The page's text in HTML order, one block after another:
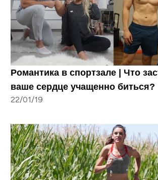
Романтика в спортзале | Что
ваше сердце учащенно биться?
22/01/19